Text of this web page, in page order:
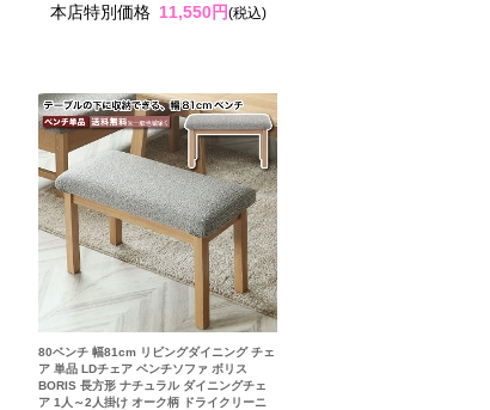
本店特別価格 11,550円(税込)
80ベンチ 幅81cm リビングダイニング チェ
ア 単品 LDチェア ベンチソファ ボリス
BORIS 長方形 ナチュラル ダイニングチェ
ア 1人～2人掛け オーク柄 ドライクリーニ